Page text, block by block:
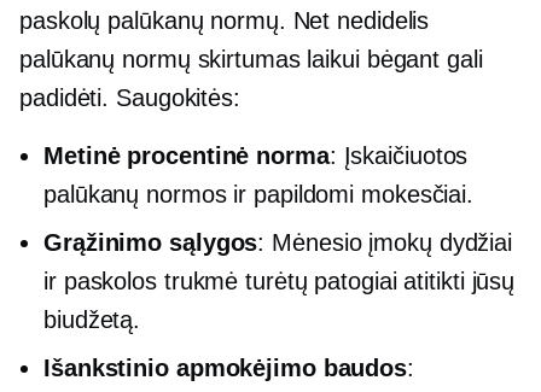
paskolų palūkanų normų. Net nedidelis
palūkanų normų skirtumas laikui bėgant gali
padidėti. Saugokitės:
Metinė procentinė norma: Įskaičiuotos
palūkanų normos ir papildomi mokesčiai.
Grąžinimo sąlygos: Mėnesio įmokų dydžiai
ir paskolos trukmė turėtų patogiai atitikti jūsų
biudžetą.
Išankstinio apmokėjimo baudos: